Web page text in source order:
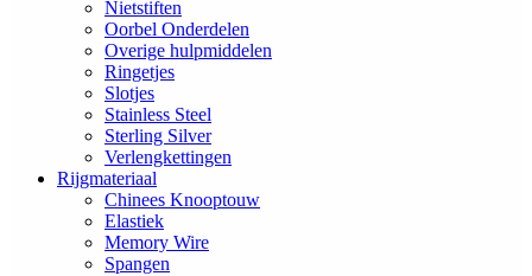
Nietstiften
Oorbel Onderdelen
Overige hulpmiddelen
Ringetjes
Slotjes
Stainless Steel
Sterling Silver
Verlengkettingen
Rijgmateriaal
Chinees Knooptouw
Elastiek
Memory Wire
Spangen